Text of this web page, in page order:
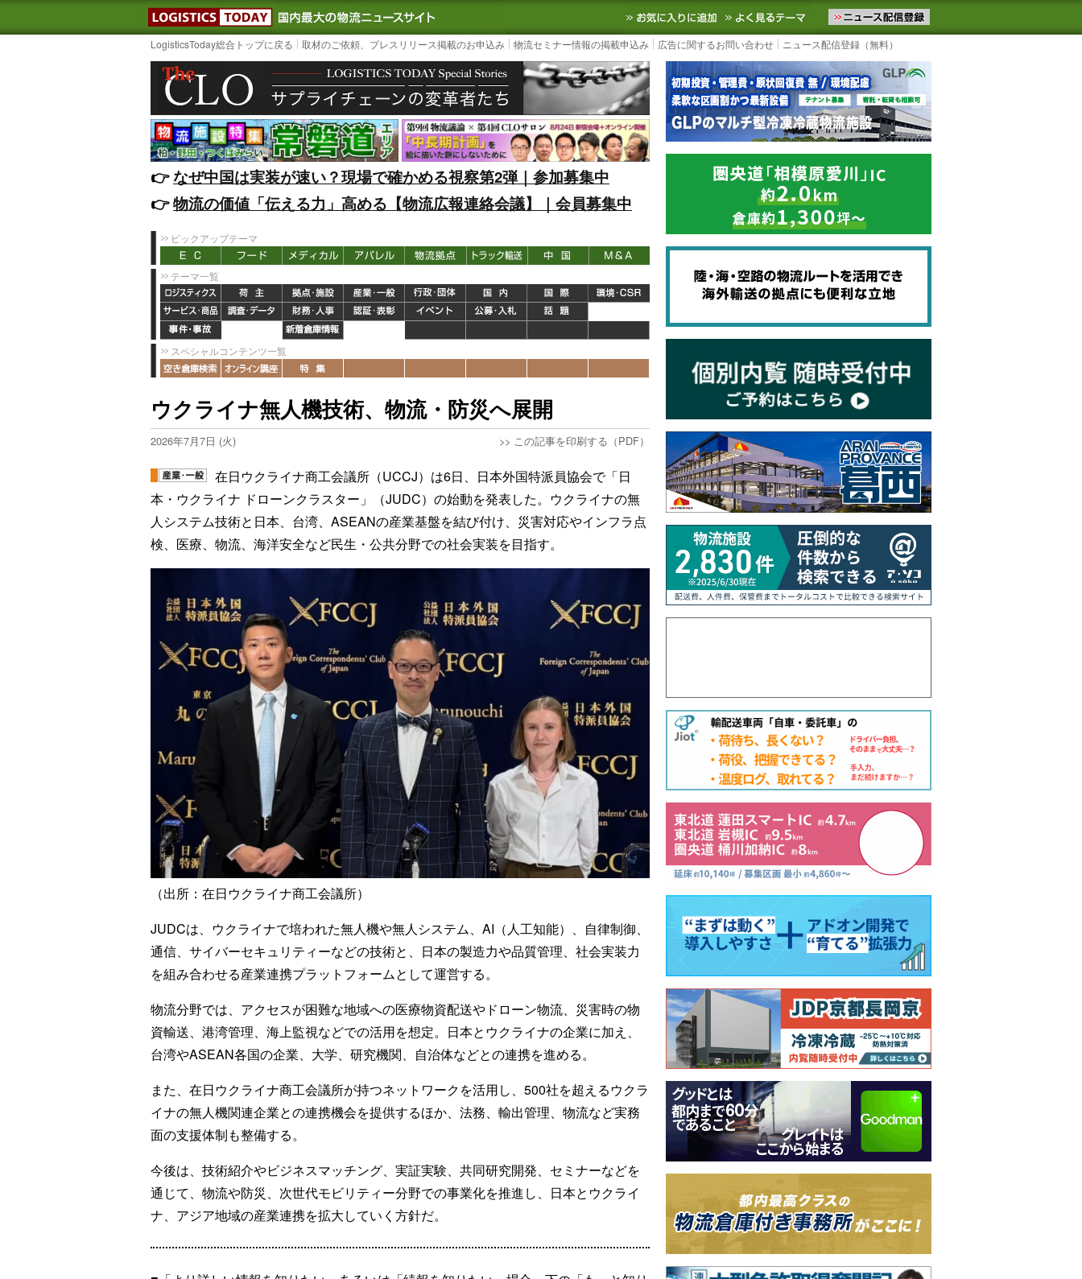
LOGISTICS TODAY｜国内最大の物流ニュースサイト3PL, SCMなど国内外の最新の物流ニュースをお届けします。物流ニュースメール配信を登録す
お気に入りに追加 よく見るテーマ
LogisticsToday総合トップに戻る 取材のご依頼、プレスリリース掲載のお申込み 物流セミナー情報の掲載申込み 広告に関するお問い合わせ ニュース配信登録（無料）
👉️なぜ中国は実装が速い？現場で確かめる視察第2弾｜参加募集中
👉️物流の価値「伝える力」高める【物流広報連絡会議】｜会員募集中
ピックアップテーマ
テーマ一覧
スペシャルコンテンツ一覧
ウクライナ無人機技術、物流・防災へ展開
2026年7月7日 (火) >> この記事を印刷する（PDF）
在日ウクライナ商工会議所（UCCJ）は6日、日本外国特派員協会で「日
本・ウクライナ ドローンクラスター」（JUDC）の始動を発表した。ウクライナの無
人システム技術と日本、台湾、ASEANの産業基盤を結び付け、災害対応やインフラ点
検、医療、物流、海洋安全など民生・公共分野での社会実装を目指す。
（出所：在日ウクライナ商工会議所）
JUDCは、ウクライナで培われた無人機や無人システム、AI（人工知能）、自律制御、
通信、サイバーセキュリティーなどの技術と、日本の製造力や品質管理、社会実装力
を組み合わせる産業連携プラットフォームとして運営する。
物流分野では、アクセスが困難な地域への医療物資配送やドローン物流、災害時の物
資輸送、港湾管理、海上監視などでの活用を想定。日本とウクライナの企業に加え、
台湾やASEAN各国の企業、大学、研究機関、自治体などとの連携を進める。
また、在日ウクライナ商工会議所が持つネットワークを活用し、500社を超えるウクラ
イナの無人機関連企業との連携機会を提供するほか、法務、輸出管理、物流など実務
面の支援体制も整備する。
今後は、技術紹介やビジネスマッチング、実証実験、共同研究開発、セミナーなどを
通じて、物流や防災、次世代モビリティー分野での事業化を推進し、日本とウクライ
ナ、アジア地域の産業連携を拡大していく方針だ。